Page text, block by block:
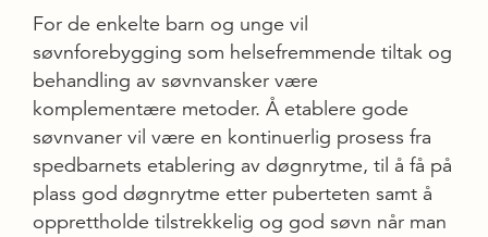
For de enkelte barn og unge vil
søvnforebygging som helsefremmende tiltak og
behandling av søvnvansker være
komplementære metoder. Å etablere gode
søvnvaner vil være en kontinuerlig prosess fra
spedbarnets etablering av døgnrytme, til å få på
plass god døgnrytme etter puberteten samt å
opprettholde tilstrekkelig og god søvn når man